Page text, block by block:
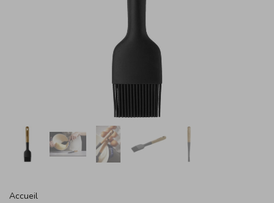
Accueil